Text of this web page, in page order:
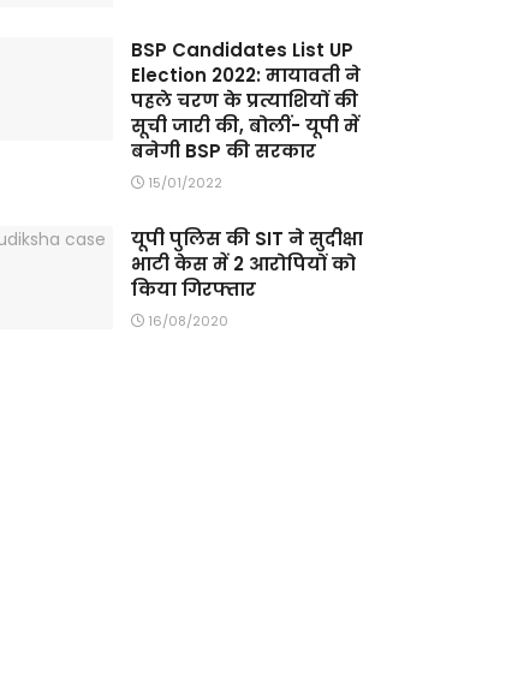
BSP Candidates List UP
Election 2022: मायावती ने
पहले चरण के प्रत्याशियों की
सूची जारी की, बोलीं- यूपी में
बनेगी BSP की सरकार
15/01/2022
यूपी पुलिस की SIT ने सुदीक्षा
भाटी केस में 2 आरोपियों को
किया गिरफ्तार
16/08/2020